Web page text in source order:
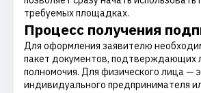
требуемых площадках.
Процесс получения
Для оформления заявителю
пакет документов, подтверждающих
полномочия. Для физического лица —
индивидуального предпринимателя